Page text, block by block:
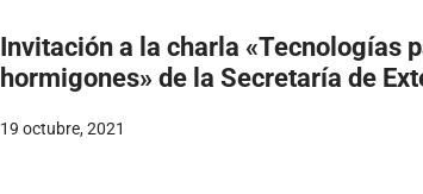
Invitación a la charla «Tecnologías
hormigones» de la Secretaría de
19 octubre, 2021